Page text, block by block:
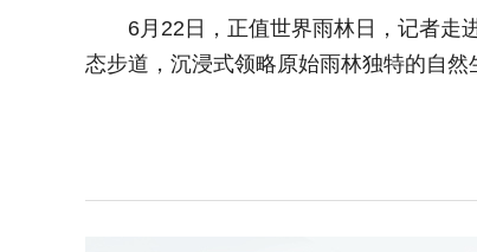
6月22日，正值世界雨林日，记者走进
态步道，沉浸式领略原始雨林独特的自